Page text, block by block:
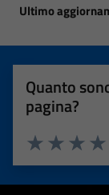
Ultimo
Quanto
pagina?
Valuta
Valuta 2
Valuta 1 stelle